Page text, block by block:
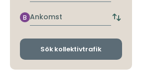
hållplats
Ankomst
B
Byt
och
Sök kollektivtrafik